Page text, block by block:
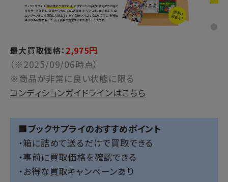
最大買取価格： 2,975円
（※2025/09/06時点）
※商品が非常に良い状態に限る
コンディションガイドラインはこちら
■ブックサプライのおすすめポイント
・箱に詰めて送るだけで買取できる
・事前に買取価格を確認できる
・お得な買取キャンペーンあり